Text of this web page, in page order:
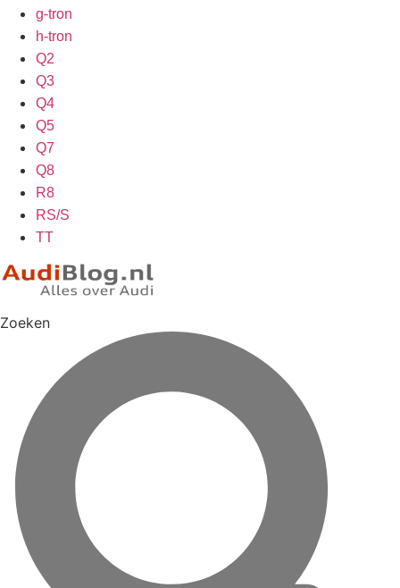
g-tron
h-tron
Q2
Q3
Q4
Q5
Q7
Q8
R8
RS/S
TT
Zoeken